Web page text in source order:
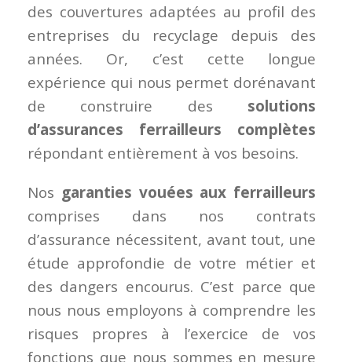
des couvertures adaptées au profil des
entreprises du recyclage depuis des
années. Or, c’est cette longue
expérience qui nous permet dorénavant
de construire des solutions
d’assurances ferrailleurs complètes
répondant entièrement à vos besoins.
Nos garanties vouées aux ferrailleurs
comprises dans nos contrats
d’assurance nécessitent, avant tout, une
étude approfondie de votre métier et
des dangers encourus. C’est parce que
nous nous employons à comprendre les
risques propres à l’exercice de vos
fonctions que nous sommes en mesure